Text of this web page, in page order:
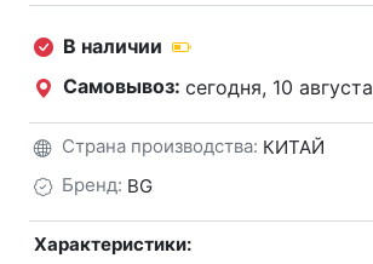
В наличии
Самовывоз: сегодня, 10 августа
Страна производства: КИТАЙ
Бренд: BG
Характеристики: